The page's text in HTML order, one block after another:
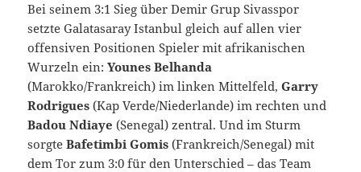
Bei seinem 3:1 Sieg über Demir Grup Sivasspor
setzte Galatasaray Istanbul gleich auf allen vier
offensiven Positionen Spieler mit afrikanischen
Wurzeln ein:Younes Belhanda
(Marokko/Frankreich) im linken Mittelfeld,Garry
Rodrigues (Kap Verde/Niederlande) im rechten und
Badou Ndiaye (Senegal) zentral. Und im Sturm
sorgteBafetimbi Gomis (Frankreich/Senegal) mit
dem Tor zum 3:0 für den Unterschied – das Team